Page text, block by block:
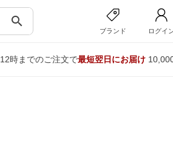
search
ブランド ログイ
12時までのご注文で最短翌日にお届け